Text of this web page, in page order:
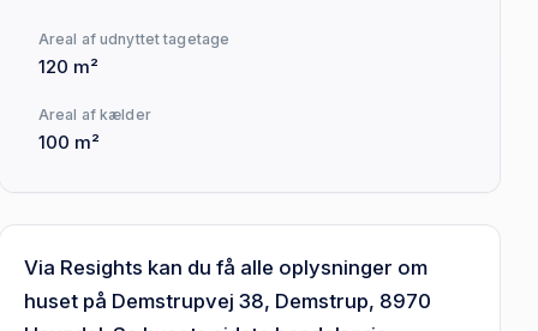
Areal af udnyttet tagetage
120 m²
Areal af kælder
100 m²
Via Resights kan du få alle oplysninger om
huset på Demstrupvej 38, Demstrup, 8970